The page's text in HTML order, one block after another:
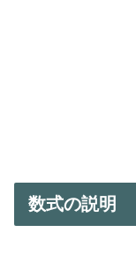
数式の説明